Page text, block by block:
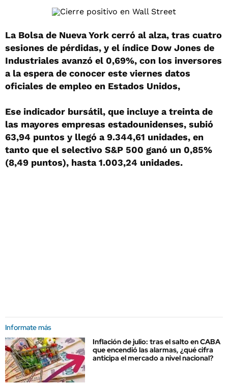
La Bolsa de Nueva York cerró al alza, tras cuatro
sesiones de pérdidas, y el índice Dow Jones de
Industriales avanzó el 0,69%, con los inversores
a la espera de conocer este viernes datos
oficiales de empleo en Estados Unidos,
Ese indicador bursátil, que incluye a treinta de
las mayores empresas estadounidenses, subió
63,94 puntos y llegó a 9.344,61 unidades, en
tanto que el selectivo S&P 500 ganó un 0,85%
(8,49 puntos), hasta 1.003,24 unidades.
Informate más
Inflación de julio: tras el salto en CABA
que encendió las alarmas, ¿qué cifra
anticipa el mercado a nivel nacional?